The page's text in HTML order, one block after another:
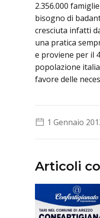
2.356.000
bisogno di
cresciuta infatti
una pratica
e proviene per il
popolazione
favore delle
1 Gennaio
Articoli